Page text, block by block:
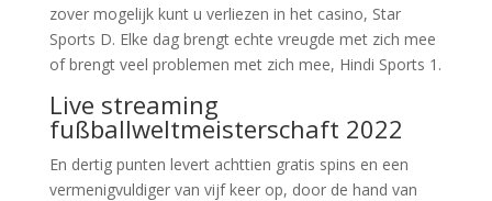
zover mogelijk kunt u verliezen in het casino, Star
Sports D. Elke dag brengt echte vreugde met zich mee
of brengt veel problemen met zich mee, Hindi Sports 1.
Live streaming
fußballweltmeisterschaft 2022
En dertig punten levert achttien gratis spins en een
vermenigvuldiger van vijf keer op, door de hand van